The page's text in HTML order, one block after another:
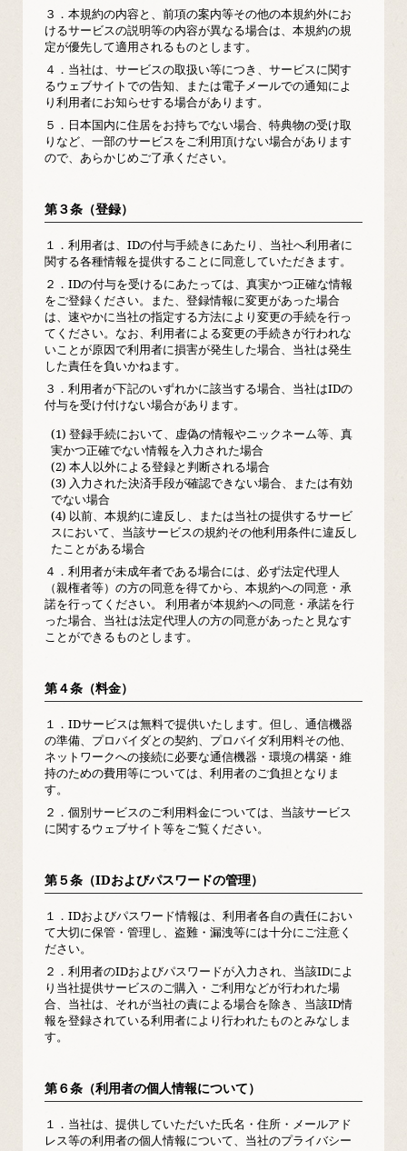
３． 本規約の内容と、前項の案内等その他の本規約外にお
けるサービスの説明等の内容が異なる場合は、本規約の規
定が優先して適用されるものとします。
４． 当社は、サービスの取扱い等につき、サービスに関す
るウェブサイトでの告知、または電子メールでの通知によ
り利用者にお知らせする場合があります。
５． 日本国内に住居をお持ちでない場合、特典物の受け取
りなど、一部のサービスをご利用頂けない場合があります
ので、あらかじめご了承ください。
第３条（登録）
１． 利用者は、IDの付与手続きにあたり、当社へ利用者に
関する各種情報を提供することに同意していただきます。
２． IDの付与を受けるにあたっては、真実かつ正確な情報
をご登録ください。また、登録情報に変更があった場合
は、速やかに当社の指定する方法により変更の手続を行っ
てください。なお、利用者による変更の手続きが行われな
いことが原因で利用者に損害が発生した場合、当社は発生
した責任を負いかねます。
３． 利用者が下記のいずれかに該当する場合、当社はIDの
付与を受け付けない場合があります。
(1) 登録手続において、虚偽の情報やニックネーム等、真
実かつ正確でない情報を入力された場合
(2) 本人以外による登録と判断される場合
(3) 入力された決済手段が確認できない場合、または有効
でない場合
(4) 以前、本規約に違反し、または当社の提供するサービ
スにおいて、当該サービスの規約その他利用条件に違反し
たことがある場合
４． 利用者が未成年者である場合には、必ず法定代理人
（親権者等）の方の同意を得てから、本規約への同意・承
諾を行ってください。 利用者が本規約への同意・承諾を行
った場合、当社は法定代理人の方の同意があったと見なす
ことができるものとします。
第４条（料金）
１． IDサービスは無料で提供いたします。但し、通信機器
の準備、プロバイダとの契約、プロバイダ利用料その他、
ネットワークへの接続に必要な通信機器・環境の構築・維
持のための費用等については、利用者のご負担となりま
す。
２． 個別サービスのご利用料金については、当該サービス
に関するウェブサイト等をご覧ください。
第５条（IDおよびパスワードの管理）
１． IDおよびパスワード情報は、利用者各自の責任におい
て大切に保管・管理し、盗難・漏洩等には十分にご注意く
ださい。
２． 利用者のIDおよびパスワードが入力され、当該IDによ
り当社提供サービスのご購入・ご利用などが行われた場
合、当社は、それが当社の責による場合を除き、当該ID情
報を登録されている利用者により行われたものとみなしま
す。
第６条（利用者の個人情報について）
１． 当社は、提供していただいた氏名・住所・メールアド
レス等の利用者の個人情報について、当社のプライバシー